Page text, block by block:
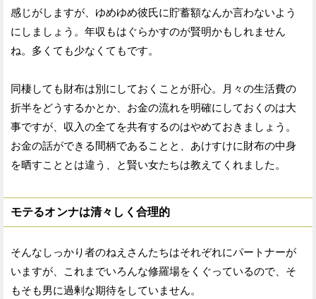
感じがしますが、ゆめゆめ彼氏に貯蓄額なんか言わないよう
にしましょう。年収もはぐらかすのが賢明かもしれません
ね。多くても少なくてもです。
同棲しても財布は別にしておくことが肝心。月々の生活費の
折半をどうするかとか、お金の流れを明確にしておくのは大
事ですが、収入の全てを共有するのはやめておきましょう。
お金の話ができる間柄であることと、あけすけに財布の中身
を晒すこととは違う、と賢い女たちは教えてくれました。
モテるオンナは清々しく合理的
そんなしっかり者のねえさんたちはそれぞれにパートナーが
いますが、これまでいろんな修羅場をくぐっているので、そ
もそも男に過剰な期待をしていません。